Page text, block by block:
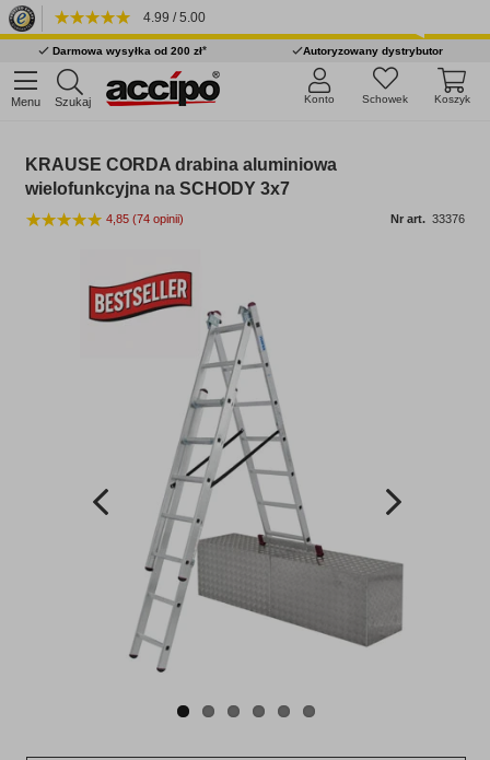
4.99 / 5.00
Darmowa wysyłka od 200 zł* Autoryzowany dystrybutor
Menu Szukaj Koszyk
Schowek
Konto
KRAUSE CORDA drabina aluminiowa
wielofunkcyjna na SCHODY 3x7
4,85 (74 opinii) Nr art. 33376
Wcześniejsza
strona